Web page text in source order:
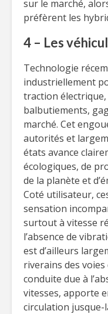
sur le marché,
préfèrent les
4 – Les
Technologie
industriellement
traction
balbutiements,
marché. Cet
autorités et
états avance
écologiques, de
de la planète et
Coté utilisateur,
sensation
surtout à vitesse
l’absence de
est d’ailleurs
riverains des
conduite due à
vitesses, apporte
circulation jusque-